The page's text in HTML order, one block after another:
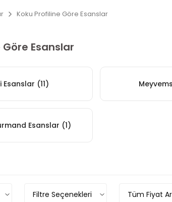
Koku Profiline Göre Esanslar
Esanslar
Esanslar (11)
Esanslar (1)
Filtre Seçenekleri Tüm Fiyat